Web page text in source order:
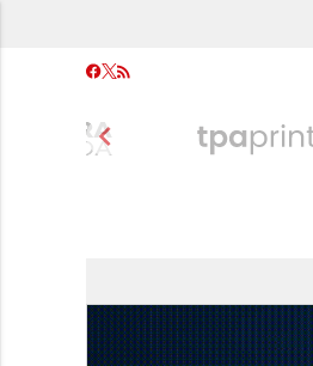
chevron_left